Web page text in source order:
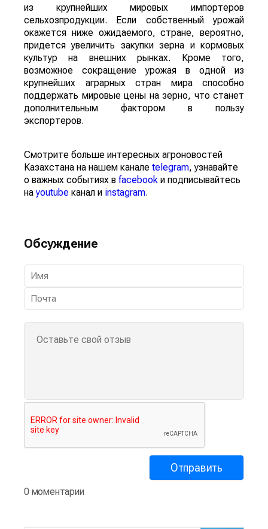
из крупнейших мировых импортеров
сельхозпродукции. Если собственный урожай
окажется ниже ожидаемого, стране, вероятно,
придется увеличить закупки зерна и кормовых
культур на внешних рынках. Кроме того,
возможное сокращение урожая в одной из
крупнейших аграрных стран мира способно
поддержать мировые цены на зерно, что станет
дополнительным фактором в пользу
экспортеров.
Смотрите больше интересных агроновостей
Казахстана на нашем канале telegram, узнавайте
о важных событиях в facebook и подписывайтесь
наyoutube канал и instagram.
Обсуждение
0 моментарии